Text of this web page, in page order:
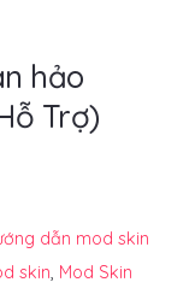
hảo
Trợ)
dẫn mod skin
skin, Mod Skin